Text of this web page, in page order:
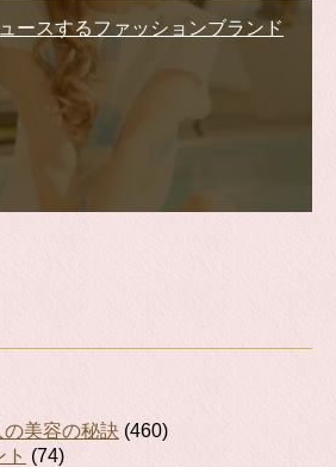
ースするファッションブランド
の美容の秘訣 (460)
ト (74)